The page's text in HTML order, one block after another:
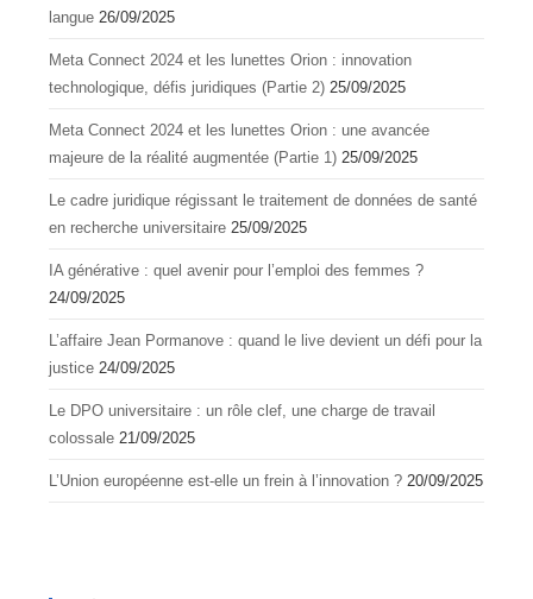
langue 26/09/2025
Meta Connect 2024 et les lunettes Orion : innovation
technologique, défis juridiques (Partie 2) 25/09/2025
Meta Connect 2024 et les lunettes Orion : une avancée
majeure de la réalité augmentée (Partie 1) 25/09/2025
Le cadre juridique régissant le traitement de données de santé
en recherche universitaire 25/09/2025
IA générative : quel avenir pour l’emploi des femmes ?
24/09/2025
L’affaire Jean Pormanove : quand le live devient un défi pour la
justice 24/09/2025
Le DPO universitaire : un rôle clef, une charge de travail
colossale 21/09/2025
L’Union européenne est-elle un frein à l’innovation ? 20/09/2025